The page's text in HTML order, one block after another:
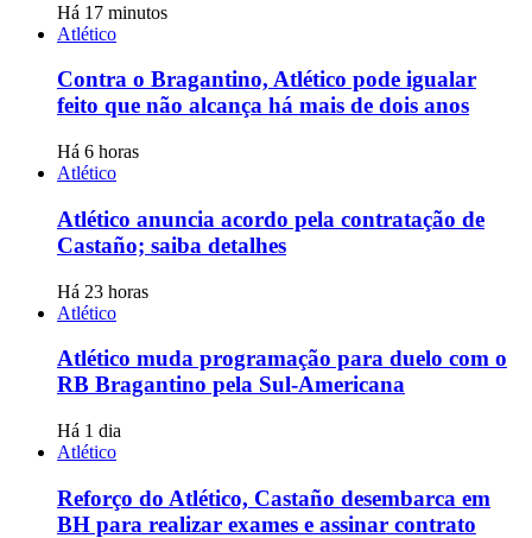
Há 17 minutos
Atlético
Contra o Bragantino, Atlético pode igualar
feito que não alcança há mais de dois anos
Há 6 horas
Atlético
Atlético anuncia acordo pela contratação de
Castaño; saiba detalhes
Há 23 horas
Atlético
Atlético muda programação para duelo com o
RB Bragantino pela Sul-Americana
Há 1 dia
Atlético
Reforço do Atlético, Castaño desembarca em
BH para realizar exames e assinar contrato